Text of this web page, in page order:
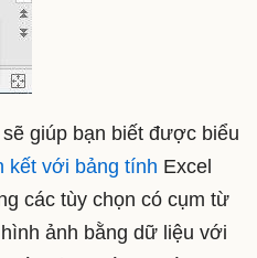
giúp bạn biết được biểu
kết với bảng tính Excel
các tùy chọn có cụm từ
ảnh bằng dữ liệu với